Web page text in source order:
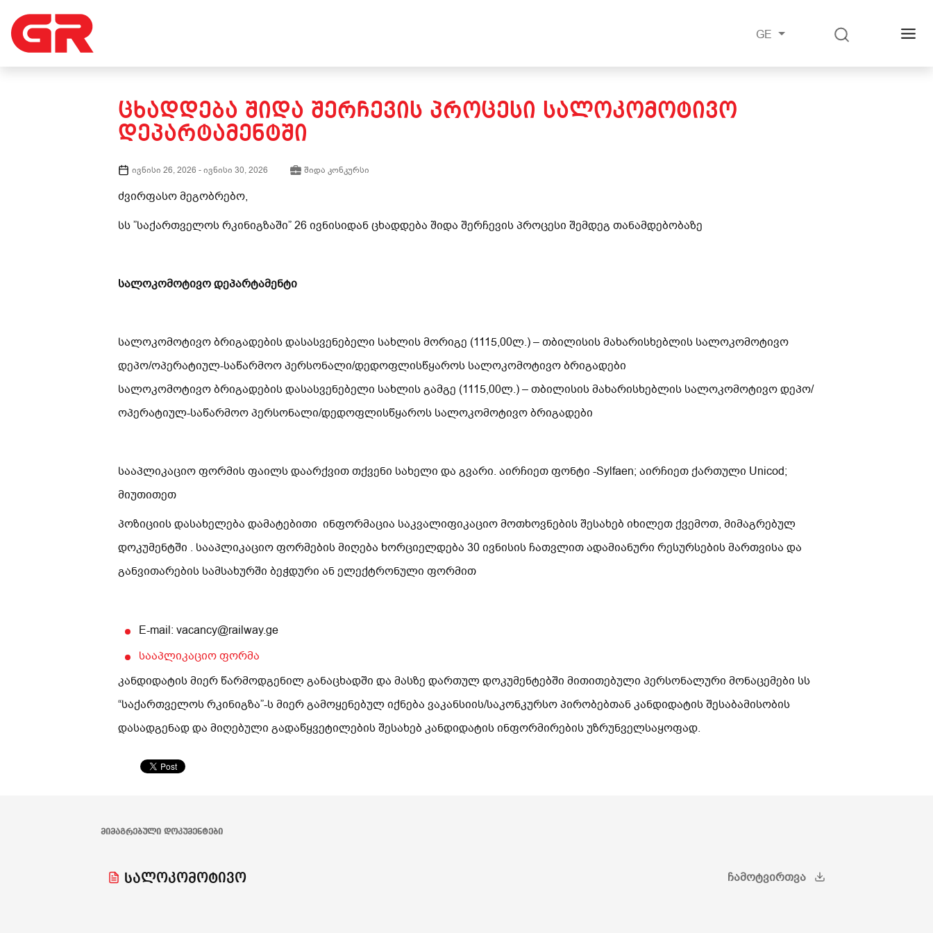
GE
ᲪᲮᲐᲓᲓᲔᲑᲐ ᲨᲘᲓᲐ ᲨᲔᲠᲩᲔᲕᲘᲡ ᲞᲠᲝᲪᲔᲡᲘ ᲡᲐᲚᲝᲙᲝᲛᲝᲢᲘᲕᲝ
ᲓᲔᲞᲐᲠᲢᲐᲛᲔᲜᲢᲨᲘ
ივნისი 26, 2026 -ივნისი 30, 2026 შიდა კონკურსი
ძვირფასო მეგობრებო,
სს ”საქართველოს რკინიგზაში” 26 ივნისიდან ცხადდება შიდა შერჩევის პროცესი შემდეგ თანამდებობაზე
სალოკომოტივო დეპარტამენტი
სალოკომოტივო ბრიგადების დასასვენებელი სახლის მორიგე (1115,00ლ.) – თბილისის მახარისხებლის სალოკომოტივო
დეპო/ოპერატიულ-საწარმოო პერსონალი/დედოფლისწყაროს სალოკომოტივო ბრიგადები
სალოკომოტივო ბრიგადების დასასვენებელი სახლის გამგე (1115,00ლ.) – თბილისის მახარისხებლის სალოკომოტივო დეპო/
ოპერატიულ-საწარმოო პერსონალი/დედოფლისწყაროს სალოკომოტივო ბრიგადები
სააპლიკაციო ფორმის ფაილს დაარქვით თქვენი სახელი და გვარი. აირჩიეთ ფონტი -Sylfaen; აირჩიეთ ქართული Unicod;
მიუთითეთ
პოზიციის დასახელება დამატებითი ინფორმაცია საკვალიფიკაციო მოთხოვნების შესახებ იხილეთ ქვემოთ, მიმაგრებულ
დოკუმენტში . სააპლიკაციო ფორმების მიღება ხორციელდება 30 ივნისის ჩათვლით ადამიანური რესურსების მართვისა და
განვითარების სამსახურში ბეჭდური ან ელექტრონული ფორმით
E-mail: vacancy@railway.ge
სააპლიკაციო ფორმა
კანდიდატის მიერ წარმოდგენილ განაცხადში და მასზე დართულ დოკუმენტებში მითითებული პერსონალური მონაცემები სს
“საქართველოს რკინიგზა”-ს მიერ გამოყენებულ იქნება ვაკანსიის/საკონკურსო პირობებთან კანდიდატის შესაბამისობის
დასადგენად და მიღებული გადაწყვეტილების შესახებ კანდიდატის ინფორმირების უზრუნველსაყოფად.
ᲛᲘᲛᲐᲒᲠᲔᲑᲣᲚᲘ ᲓᲝᲙᲣᲛᲔᲜᲢᲔᲑᲘ
სალოკომოტივო ᲩᲐᲛᲝᲢᲕᲘᲠᲗᲕᲐ